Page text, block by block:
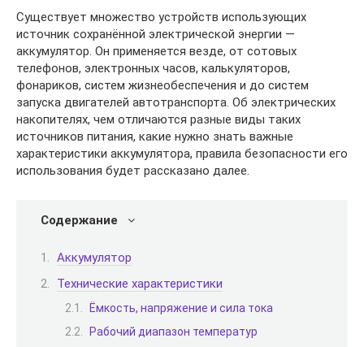
Существует множество устройств использующих
источник сохранённой электрической энергии —
аккумулятор. Он применяется везде, от сотовых
телефонов, электронных часов, калькуляторов,
фонариков, систем жизнеобеспечения и до систем
запуска двигателей автотранспорта. Об электрических
накопителях, чем отличаются разные виды таких
источников питания, какие нужно знать важные
характеристики аккумулятора, правила безопасности его
использования будет рассказано далее.
Содержание
Аккумулятор
Технические характеристики
Ёмкость, напряжение и сила тока
Рабочий диапазон температур